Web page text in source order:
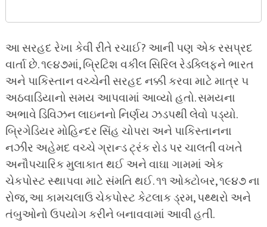
આ સરહદ રેખા કેવી રીતે રચાઈ? આની પણ એક રસપ્રદ
વાર્તા છે. ૧૯૪૭માં, બ્રિટિશ વકીલ સિરિલ રેડક્લિફને ભારત
અને પાકિસ્તાન વચ્ચેની સરહદ નક્કી કરવા માટે માત્ર ૫
અઠવાડિયાનો સમય આપવામાં આવ્યો હતો. સમયના
અભાવે ડિવિઝન લાઇનનો નિર્ણય ઝડપથી લેવો પડ્યો.
બ્રિગેડિયર મોહિન્દર સિંહ ચોપરા અને પાકિસ્તાનના
નઝીર અહેમદ વચ્ચે ગ્રાન્ડ ટ્રંક રોડ પર ચાલતી વખતે
અનૌપચારિક મુલાકાત થઈ અને વાઘા ગામમાં એક
ચેકપોસ્ટ સ્થાપવા માટે સંમતિ થઈ. ૧૧ ઓક્ટોબર, ૧૯૪૭ ના
રોજ, આ કામચલાઉ ચેકપોસ્ટ કેટલાક ડ્રમ, પથ્થરો અને
તંબુઓનો ઉપયોગ કરીને બનાવવામાં આવી હતી.